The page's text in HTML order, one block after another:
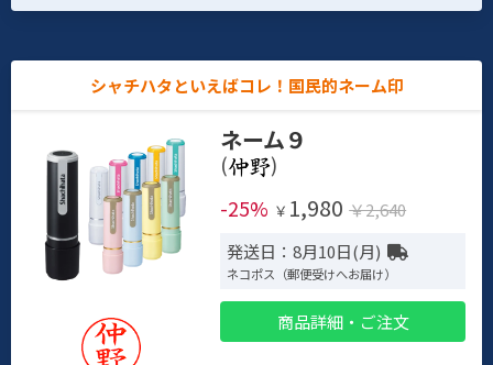
シャチハタといえばコレ！国民的ネーム印
ネーム９
(
)
-25% ￥ 1,980 ￥2,640
発送日：8月10日(月)
ネコポス（郵便受けへお届け）
商品詳細・ご注文